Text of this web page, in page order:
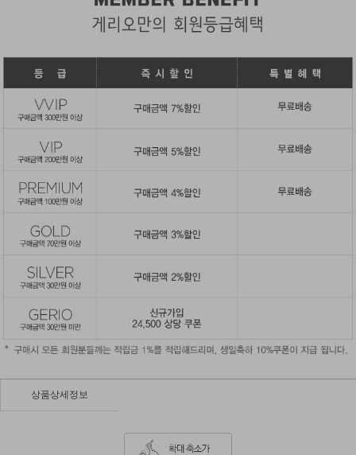
상품상세정보